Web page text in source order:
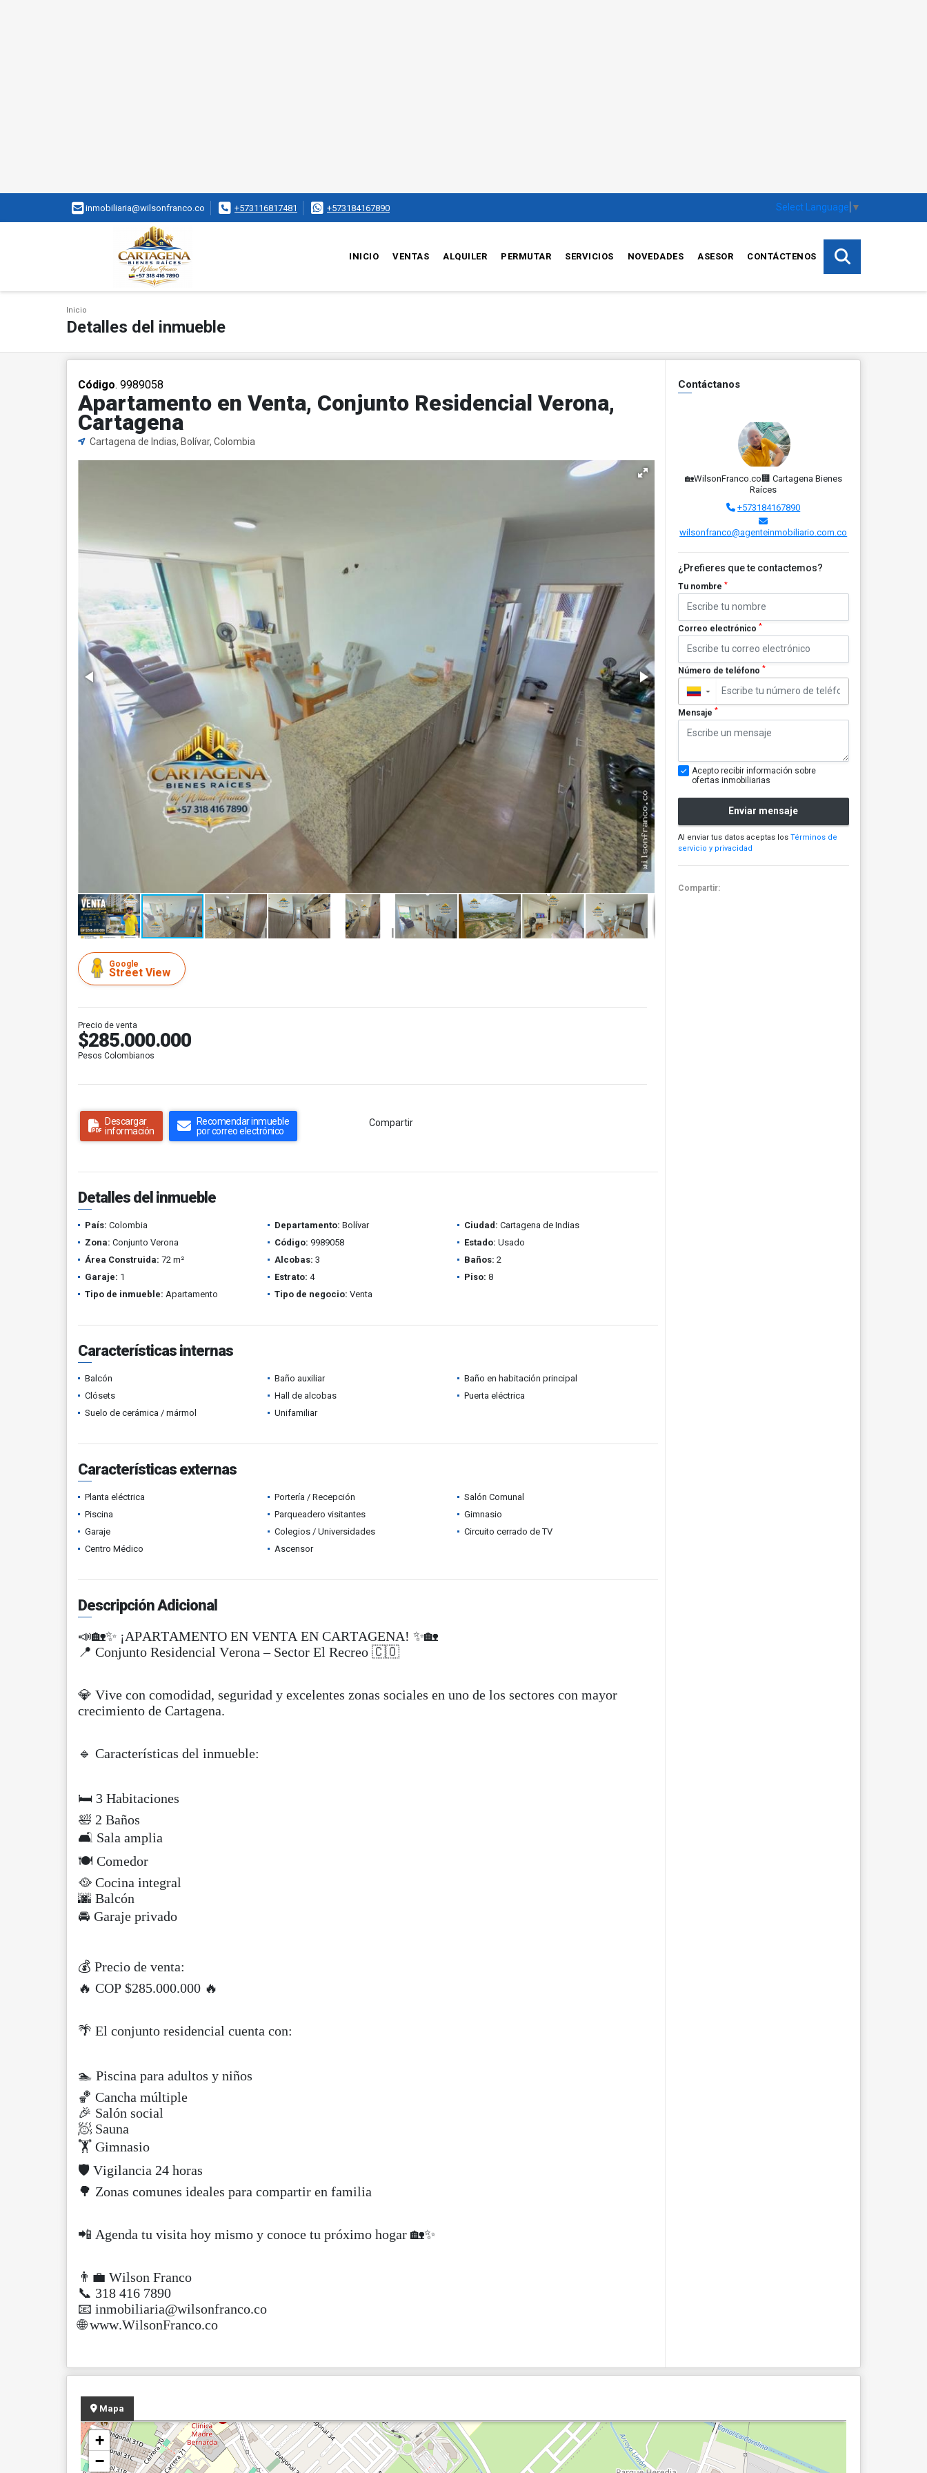
inmobiliaria@wilsonfranco.co +573116817481 +573184167890 Select Language ▼
INICIO VENTAS ALQUILER PERMUTAR SERVICIOS NOVEDADES ASESOR CONTÁCTENOS
Inicio
Detalles del inmueble
Código. 9989058
Apartamento en Venta, Conjunto Residencial Verona,
Cartagena
Cartagena de Indias, Bolívar, Colombia
Google
Street View
Precio de venta
$285.000.000
Pesos Colombianos
Descargar
información
Recomendar inmueble
por correo electrónico
Compartir
Detalles del inmueble
País: Colombia Departamento: Bolívar Ciudad: Cartagena de Indias
Zona: Conjunto Verona Código: 9989058 Estado: Usado
Área Construida: 72 m² Alcobas: 3 Baños: 2
Garaje: 1 Estrato: 4 Piso: 8
Tipo de inmueble: Apartamento Tipo de negocio: Venta
Características internas
Balcón Baño auxiliar
Baño en habitación principal
Clósets
Hall de alcobas
Puerta eléctrica
Suelo de cerámica / mármol
Unifamiliar
Características externas
Planta eléctrica Portería / Recepción
Salón Comunal
Piscina
Parqueadero visitantes
Gimnasio
Garaje
Colegios / Universidades
Circuito cerrado de TV
Centro Médico
Ascensor
Descripción Adicional
📣🏡✨ ¡APARTAMENTO EN VENTA EN CARTAGENA! ✨🏡
📍 Conjunto Residencial Verona – Sector El Recreo 🇨🇴
💎 Vive con comodidad, seguridad y excelentes zonas sociales en uno de los sectores con mayor
crecimiento de Cartagena.
🔹 Características del inmueble:
🛏 3 Habitaciones
🛀 2 Baños
🛋 Sala amplia
🍽 Comedor
🥘 Cocina integral
🌆 Balcón
🚘 Garaje privado
💰 Precio de venta:
🔥 COP $285.000.000 🔥
🌴 El conjunto residencial cuenta con:
🏊 Piscina para adultos y niños
🏀 Cancha múltiple
🎉 Salón social
🧖 Sauna
🏋️ Gimnasio
🛡 Vigilancia 24 horas
🌳 Zonas comunes ideales para compartir en familia
📲 Agenda tu visita hoy mismo y conoce tu próximo hogar 🏡✨
👨‍💼 Wilson Franco
📞 318 416 7890
📧 inmobiliaria@wilsonfranco.co
🌐 www.WilsonFranco.co
Contáctanos
🏡WilsonFranco.co🏢 Cartagena Bienes
Raíces
+573184167890
wilsonfranco@agenteinmobiliario.com.co
¿Prefieres que te contactemos?
Tu nombre *
Correo electrónico *
Número de teléfono *
▼
Mensaje *
Acepto recibir información sobre
ofertas inmobiliarias
Enviar mensaje
Al enviar tus datos aceptas los Términos de
servicio y privacidad
Compartir:
Mapa
+
−